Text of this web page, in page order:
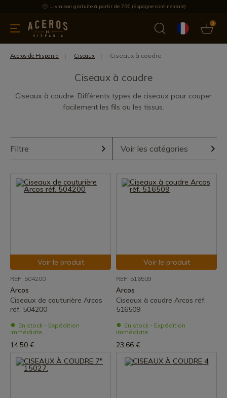
Livraison gratuite à partir de 75€ (Espagne continentale)
0
de cuisine Offre Dernières nouvelles Meilleures ventes
Aceros de Hispania Ciseaux Ciseaux à coudre
Ciseaux à coudre
Ciseaux à coudre. Différents types de ciseaux pour couper
facilement les fils ou les tissus.
Filtre Voir les catégories
Voir le produit
REF: 504200
Arcos
Ciseaux de couturière Arcos
réf. 504200
En stock - Expédition
immédiate
14,50 €
Voir le produit
REF: 516509
Arcos
Ciseaux à coudre Arcos réf.
516509
En stock - Expédition
immédiate
23,66 €